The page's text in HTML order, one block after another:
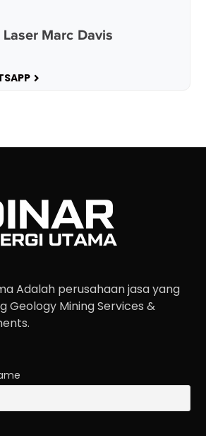
Marc Davis
Adalah perusahaan jasa yang
Geology Mining Services &